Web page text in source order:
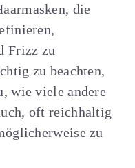
die
Frizz zu
zu beachten,
wie viele andere
oft reichhaltig
zu